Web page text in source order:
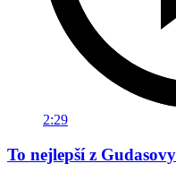
2:29
To nejlepší z